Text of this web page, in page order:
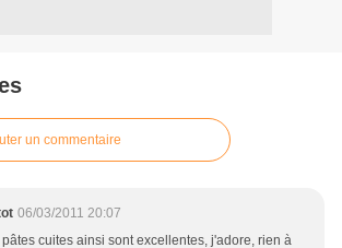
un commentaire
06/03/2011 20:07
cuites ainsi sont excellentes, j'adore, rien à